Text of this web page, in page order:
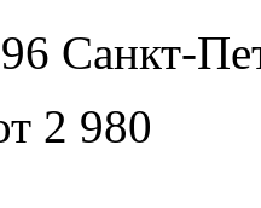
Санкт-
2 980